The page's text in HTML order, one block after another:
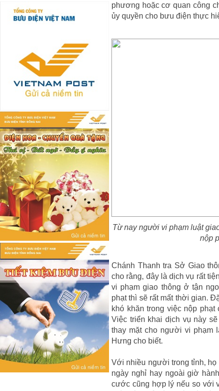
phương hoặc cơ quan công
ủy quyền cho bưu điện thực
Từ nay người vi phạm luật
nộp
Chánh Thanh tra Sở Giao
cho rằng, đây là dịch vụ rất
vi phạm giao thông ở tận
phạt thì sẽ rất mất thời gian.
khó khăn trong việc nộp
Việc triển khai dịch vụ này
thay mặt cho người vi phạm
Hưng cho biết.
Với nhiều người trong tỉnh, họ
ngày nghỉ hay ngoài giờ
cước cũng hợp lý nếu so với